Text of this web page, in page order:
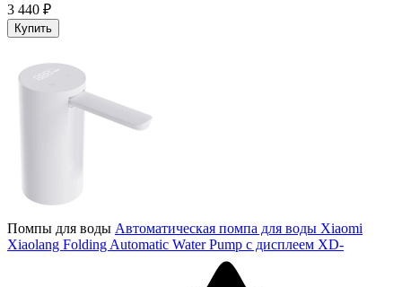
3 440 ₽
Купить
Помпы для воды Автоматическая помпа для воды Xiaomi
Xiaolang Folding Automatic Water Pump с дисплеем XD-